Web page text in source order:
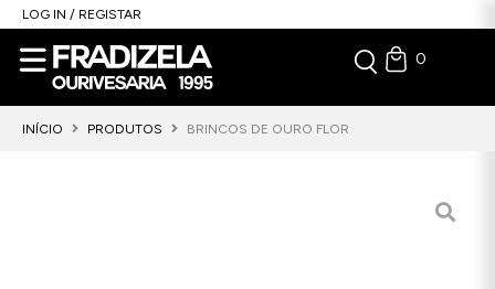
LOG IN / REGISTAR
0
INÍCIO PRODUTOS BRINCOS DE OURO FLOR